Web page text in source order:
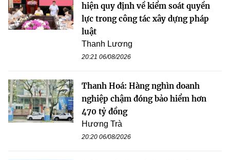
hiện quy định về kiểm soát quyền
lực trong công tác xây dựng pháp
luật
Thanh Lương
20:21 06/08/2026
Thanh Hoá: Hàng nghìn doanh
nghiệp chậm đóng bảo hiểm hơn
470 tỷ đồng
Hương Trà
20:20 06/08/2026